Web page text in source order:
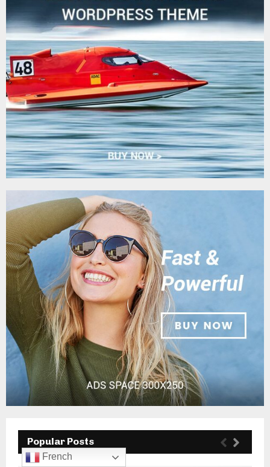
Popular Posts
French